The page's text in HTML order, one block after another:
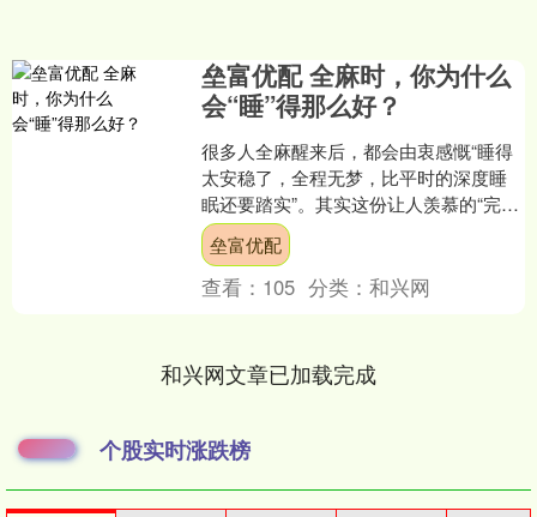
垒富优配 全麻时，你为什么
会“睡”得那么好？
很多人全麻醒来后，都会由衷感慨“睡得
太安稳了，全程无梦，比平时的深度睡
眠还要踏实”。其实这份让人羡慕的“完美
睡眠”，从来不是药物的偶然作用，核心
是麻醉医生的全程....
垒富优配
查看： 105 分类：和兴网
和兴网文章已加载完成
个股实时涨跌榜